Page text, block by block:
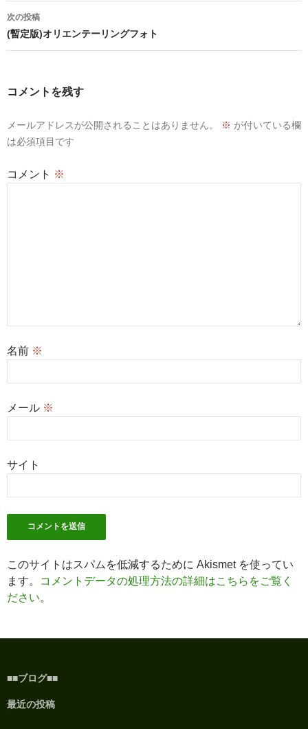
ナ
ビ
ョ
次の投稿
(暫定版)オリエンテーリングフォト
コメントを残す
メールアドレスが公開されることはありません。 ※ が付いている欄
は必須項目です
コメント ※
名前 ※
メール ※
サイト
このサイトはスパムを低減するために Akismet を使ってい
ます。
コメントデータの処理方法の詳細はこちらをご覧く
ださい。
■■ブログ■■
最近の投稿